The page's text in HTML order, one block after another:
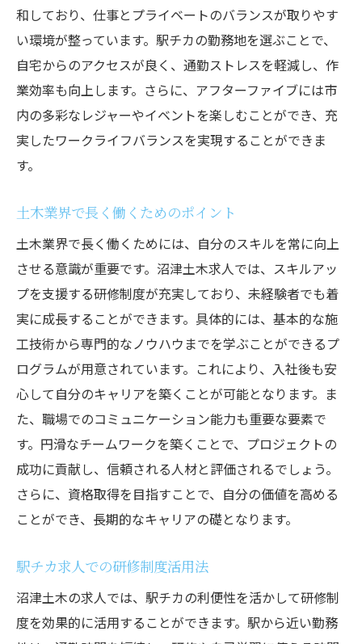
和しており、仕事とプライベートのバランスが取りやす
い環境が整っています。駅チカの勤務地を選ぶことで、
自宅からのアクセスが良く、通勤ストレスを軽減し、作
業効率も向上します。さらに、アフターファイブには市
内の多彩なレジャーやイベントを楽しむことができ、充
実したワークライフバランスを実現することができま
す。
土木業界で長く働くためのポイント
土木業界で長く働くためには、自分のスキルを常に向上
させる意識が重要です。沼津土木求人では、スキルアッ
プを支援する研修制度が充実しており、未経験者でも着
実に成長することができます。具体的には、基本的な施
工技術から専門的なノウハウまでを学ぶことができるプ
ログラムが用意されています。これにより、入社後も安
心して自分のキャリアを築くことが可能となります。ま
た、職場でのコミュニケーション能力も重要な要素で
す。円滑なチームワークを築くことで、プロジェクトの
成功に貢献し、信頼される人材と評価されるでしょう。
さらに、資格取得を目指すことで、自分の価値を高める
ことができ、長期的なキャリアの礎となります。
駅チカ求人での研修制度活用法
沼津土木の求人では、駅チカの利便性を活かして研修制
度を効果的に活用することができます。駅から近い勤務